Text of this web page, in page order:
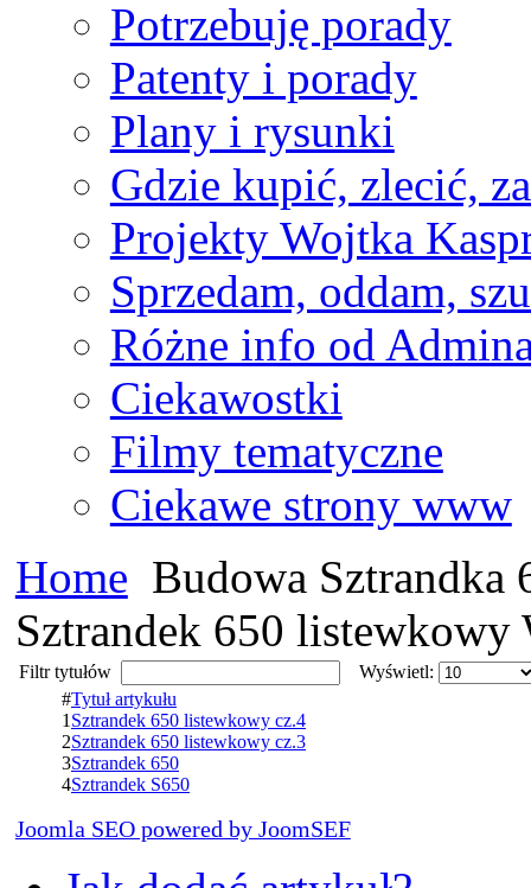
Potrzebuję porady
Patenty i porady
Plany i rysunki
Gdzie kupić, zlecić,
Projekty Wojtka
Sprzedam, oddam,
Różne info od
Ciekawostki
Filmy tematyczne
Ciekawe strony www
Home Budowa Sztrandka
Sztrandek 650 listewkowy
Filtr tytułów
Wyświetl:
#Tytuł artykułu
1 Sztrandek 650 listewkowy cz.4
2Sztrandek 650 listewkowy cz.3
3Sztrandek 650
4Sztrandek S650
Joomla SEO powered by JoomSEF